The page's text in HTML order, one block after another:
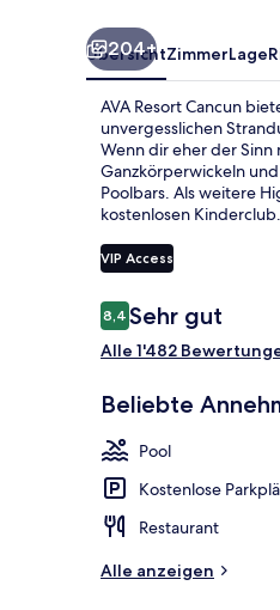
204+
ÜbersichtZimmerLage
AVA Resort Cancun
unvergesslichen
Wenn dir eher der
Ganzkörperwickeln
Poolbars. Als weitere
kostenlosen Kinderclub.
VIP Access
Bewertungen
8,48,4 von 10.
Sehr gut
Alle 1'482
Beliebte
Pool
Kostenlose
Restaurant
Alle anzeigen